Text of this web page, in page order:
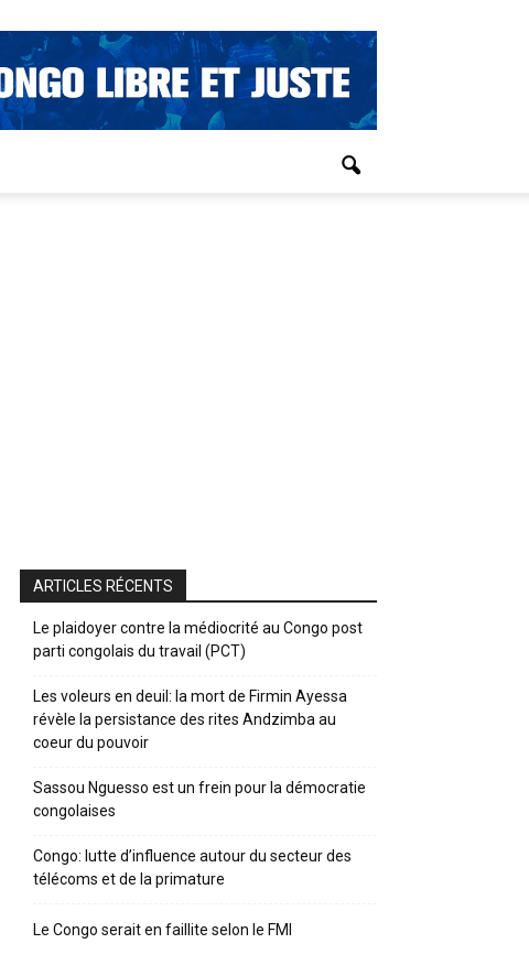
ARTICLES RÉCENTS
Le plaidoyer contre la médiocrité au Congo post
parti congolais du travail (PCT)
Les voleurs en deuil: la mort de Firmin Ayessa
révèle la persistance des rites Andzimba au
coeur du pouvoir
Sassou Nguesso est un frein pour la démocratie
congolaises
Congo: lutte d’influence autour du secteur des
télécoms et de la primature
Le Congo serait en faillite selon le FMI